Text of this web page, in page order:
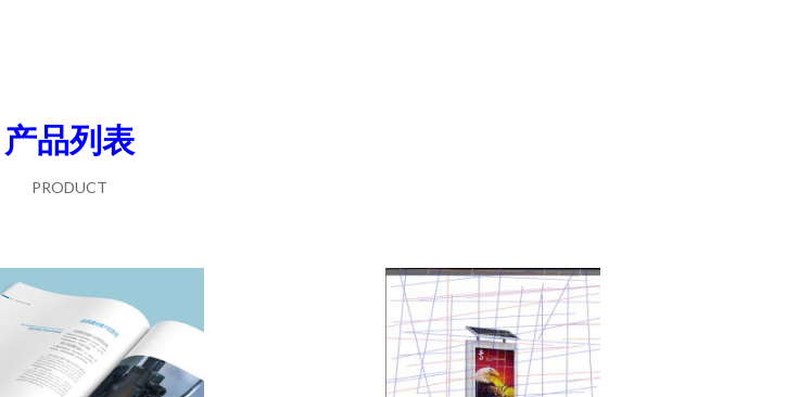
产品列表
PRODUCT